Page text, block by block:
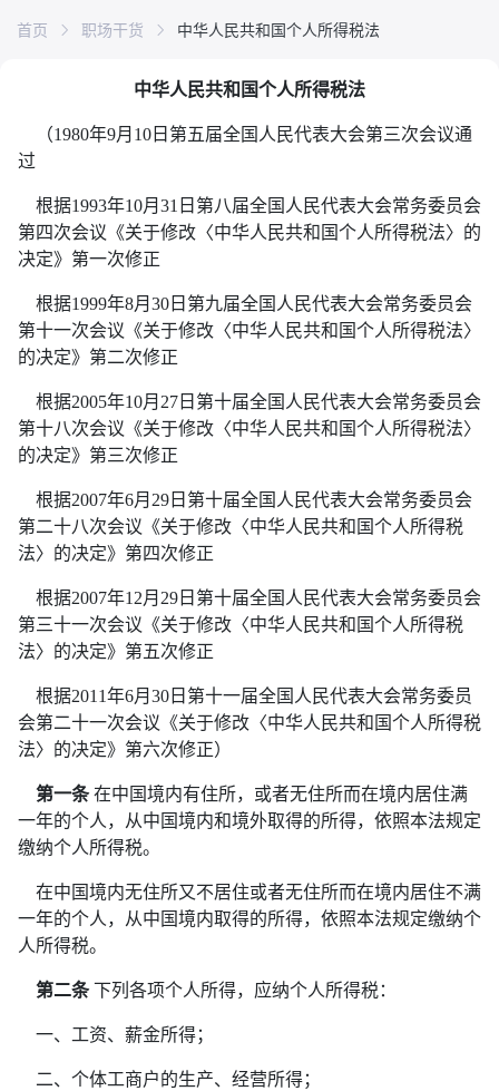
首页 职场干货 中华人民共和国个人所得税法
中华人民共和国个人所得税法
（1980年9月10日第五届全国人民代表大会第三次会议通
过
根据1993年10月31日第八届全国人民代表大会常务委员会
第四次会议《关于修改〈中华人民共和国个人所得税法〉的
决定》第一次修正
根据1999年8月30日第九届全国人民代表大会常务委员会
第十一次会议《关于修改〈中华人民共和国个人所得税法〉
的决定》第二次修正
根据2005年10月27日第十届全国人民代表大会常务委员会
第十八次会议《关于修改〈中华人民共和国个人所得税法〉
的决定》第三次修正
根据2007年6月29日第十届全国人民代表大会常务委员会
第二十八次会议《关于修改〈中华人民共和国个人所得税
法〉的决定》第四次修正
根据2007年12月29日第十届全国人民代表大会常务委员会
第三十一次会议《关于修改〈中华人民共和国个人所得税
法〉的决定》第五次修正
根据2011年6月30日第十一届全国人民代表大会常务委员
会第二十一次会议《关于修改〈中华人民共和国个人所得税
法〉的决定》第六次修正）
第一条在中国境内有住所，或者无住所而在境内居住满
一年的个人，从中国境内和境外取得的所得，依照本法规定
缴纳个人所得税。
在中国境内无住所又不居住或者无住所而在境内居住不满
一年的个人，从中国境内取得的所得，依照本法规定缴纳个
人所得税。
第二条下列各项个人所得，应纳个人所得税：
一、工资、薪金所得；
二、个体工商户的生产、经营所得；